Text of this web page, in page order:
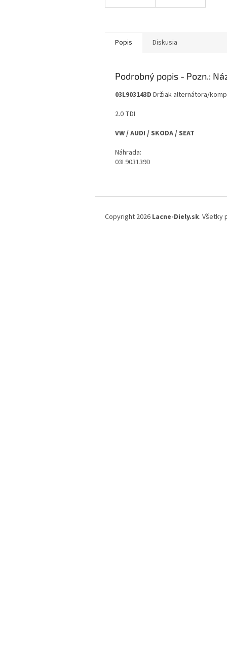
Popis Diskusia
Podrobný popis
03L903143D Držiak alternátora/
2.0 TDI
VW / AUDI / SKODA / SEAT
Náhrada:
03L903139D
Copyright 2026 Lacne-Diely.sk. Všetky